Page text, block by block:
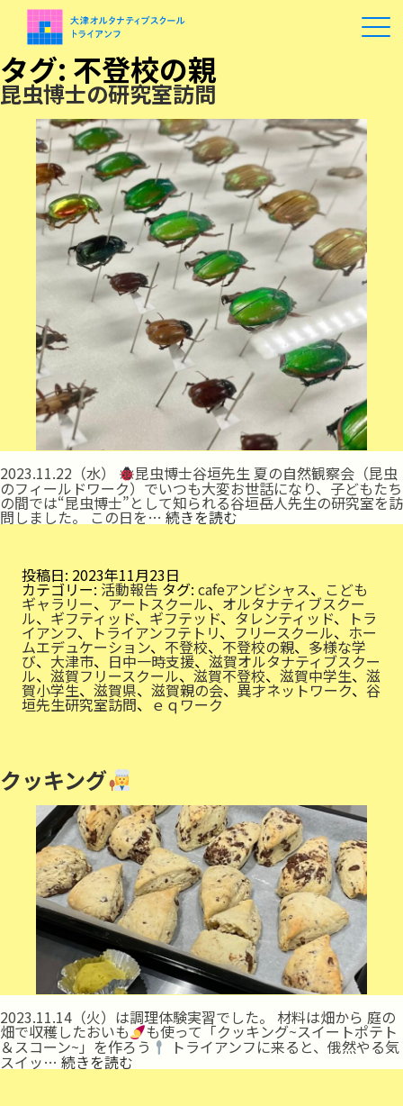
タグ: 不登校の親
昆虫博士の研究室訪問
2023.11.22（水） 昆虫博士谷垣先生 夏の自然観察会（昆虫
のフィールドワーク）でいつも大変お世話になり、子どもたち
の間では“昆虫博士”として知られる谷垣岳人先生の研究室を訪
問しました。 この日を… 続きを読む昆
虫
研
究
室
訪
問
投稿日: 2023年11月23日
カテゴリー: 活動報告 タグ: cafeアンビシャス、 こども
ギャラリー、アートスクール、 オルタナティブスクー
ル、 ギフティッド、 ギフテッド、 タレンティッド、 トラ
イアンフ、 トライアンフテトリ、 フリースクール、 ホー
ムエデュケーション、 不登校、 不登校の親、 多様な学
び、 大津市、 日中一時支援、滋賀オルタナティブスクー
ル、 滋賀フリースクール、滋賀不登校、 滋賀中学生、 滋
賀小学生、 滋賀県、 滋賀親の会、 異才ネットワーク、 谷
垣先生研究室訪問、 ｅｑワーク
クッキング
2023.11.14（火）は調理体験実習でした。 材料は畑から 庭の
畑で収穫したおいも も使って「クッキング~スイートポテト
＆スコーン~」を作ろう トライアンフに来ると、俄然やる気
スイッ… 続きを読む ク
ッ